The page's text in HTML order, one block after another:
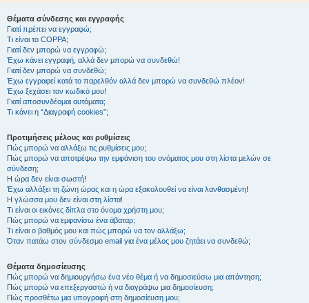
Θέματα σύνδεσης και εγγραφής
Γιατί πρέπει να εγγραφώ;
Τι είναι το COPPA;
Γιατί δεν μπορώ να εγγραφώ;
Έχω κάνει εγγραφή, αλλά δεν μπορώ να συνδεθώ!
Γιατί δεν μπορώ να συνδεθώ;
Έχω εγγραφεί κατά το παρελθόν αλλά δεν μπορώ να συνδεθώ πλέον!
Έχω ξεχάσει τον κωδικό μου!
Γιατί αποσυνδέομαι αυτόματα;
Τι κάνει η “Διαγραφή cookies”;
Προτιμήσεις μέλους και ρυθμίσεις
Πώς μπορώ να αλλάξω τις ρυθμίσεις μου;
Πώς μπορώ να αποτρέψω την εμφάνιση του ονόματος μου στη λίστα μελών σε
σύνδεση;
Η ώρα δεν είναι σωστή!
Έχω αλλάξει τη ζώνη ώρας και η ώρα εξακολουθεί να είναι λανθασμένη!
Η γλώσσα μου δεν είναι στη λίστα!
Τι είναι οι εικόνες δίπλα στο όνομα χρήστη μου;
Πώς μπορώ να εμφανίσω ένα άβαταρ;
Τι είναι ο βαθμός μου και πώς μπορώ να τον αλλάξω;
Όταν πατάω στον σύνδεσμο email για ένα μέλος μου ζητάει να συνδεθώ;
Θέματα δημοσίευσης
Πώς μπορώ να δημιουργήσω ένα νέο θέμα ή να δημοσιεύσω μια απάντηση;
Πώς μπορώ να επεξεργαστώ ή να διαγράψω μια δημοσίευση;
Πώς προσθέτω μια υπογραφή στη δημοσίευση μου;